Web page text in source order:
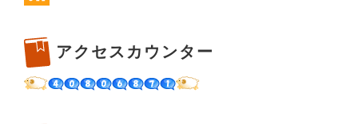
アクセスカウンター